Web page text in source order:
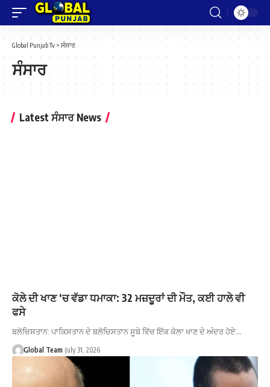
Global Punjab Tv > ਸੰਸਾਰ
ਸੰਸਾਰ
Latest ਸੰਸਾਰ News
ਕੋਲੇ ਦੀ ਖਾਣ ‘ਚ ਵੱਡਾ ਧਮਾਕਾ: 32 ਮਜ਼ਦੂਰਾਂ ਦੀ ਮੌਤ, ਕਈ ਹਾਲੇ ਵੀ
ਫਸੇ
ਬਲੋਚਿਸਤਾਨ: ਪਾਕਿਸਤਾਨ ਦੇ ਬਲੋਚਿਸਤਾਨ ਸੂਬੇ ਵਿੱਚ ਇੱਕ ਕੋਲਾ ਖਾਣ ਦੇ ਅੰਦਰ ਹੋਏ…
Global Team July 31, 2026